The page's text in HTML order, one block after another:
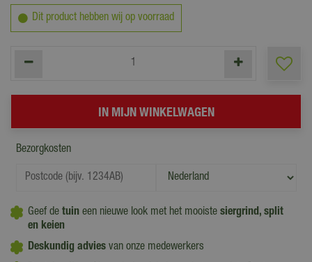
Dit product hebben wij op voorraad
Bezorgkosten
Geef de tuin een nieuwe look met het mooiste siergrind, split
en keien
Deskundig advies van onze medewerkers